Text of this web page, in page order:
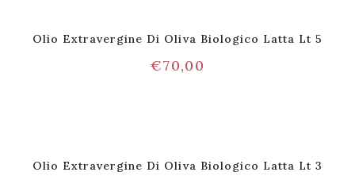
Olio Extravergine Di Oliva Biologico Latta Lt 5
€70,00
Olio Extravergine Di Oliva Biologico Latta Lt 3